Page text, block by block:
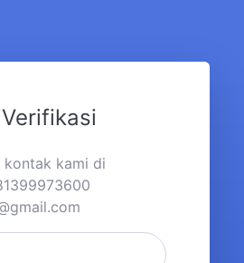
kontak kami di